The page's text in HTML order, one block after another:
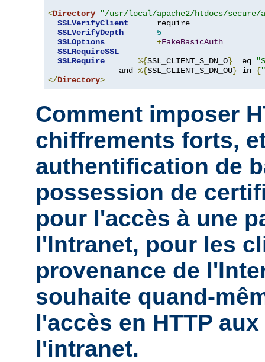
<Directory
"/usr/local/apache2/htdocs/secure/
SSLVerifyClient
      require
SSLVerifyDepth
5
SSLOptions
+FakeBasicAuth
SSLRequireSSL
SSLRequire
%{SSL_CLIENT_S_DN_O}
  eq
               and
%{SSL_CLIENT_S_DN_OU} in {
</Directory>
Comment imposer
chiffrements forts,
authentification de
possession de
pour l'accès à une
l'Intranet, pour les
provenance de
souhaite quand-
l'accès en HTTP
l'intranet.